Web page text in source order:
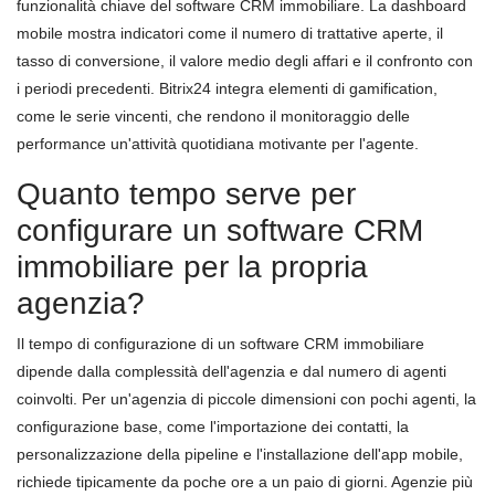
funzionalità chiave del software CRM immobiliare. La dashboard
mobile mostra indicatori come il numero di trattative aperte, il
tasso di conversione, il valore medio degli affari e il confronto con
i periodi precedenti. Bitrix24 integra elementi di gamification,
come le serie vincenti, che rendono il monitoraggio delle
performance un'attività quotidiana motivante per l'agente.
Quanto tempo serve per
configurare un software CRM
immobiliare per la propria
agenzia?
Il tempo di configurazione di un software CRM immobiliare
dipende dalla complessità dell'agenzia e dal numero di agenti
coinvolti. Per un'agenzia di piccole dimensioni con pochi agenti, la
configurazione base, come l'importazione dei contatti, la
personalizzazione della pipeline e l'installazione dell'app mobile,
richiede tipicamente da poche ore a un paio di giorni. Agenzie più